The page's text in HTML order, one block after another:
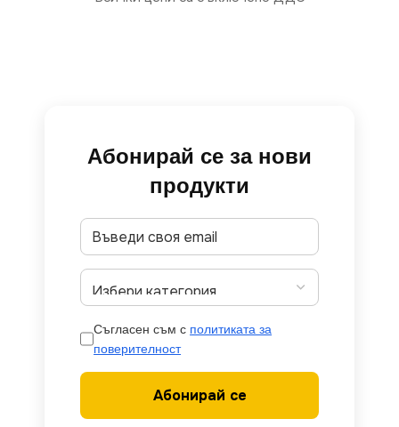
Абонирай се за нови
продукти
Съгласен съм с политиката за
поверителност
Абонирай се